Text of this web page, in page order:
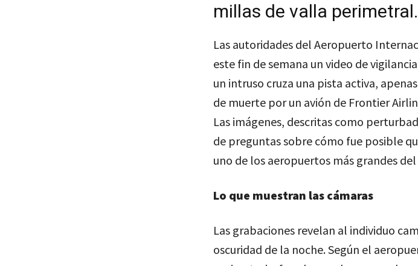
millas de valla perimetral.
Las autoridades del Aeropuerto
este fin de semana un video de
un intruso cruza una pista activa,
de muerte por un avión de Frontier
Las imágenes, descritas como
de preguntas sobre cómo fue posible
uno de los aeropuertos más grandes
Lo que muestran las cámaras
Las grabaciones revelan al individuo
oscuridad de la noche. Según el